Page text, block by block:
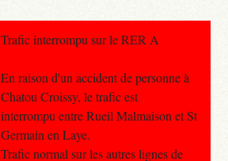
Trafic interrompu sur le RER A
En raison d'un accident de personne à
Chatou Croissy, le trafic est
interrompu entre Rueil Malmaison et St
Germain en Laye.
Trafic normal sur les autres lignes de